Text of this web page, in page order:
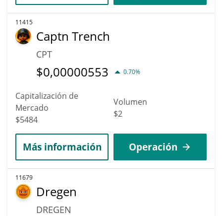
11415
Captn Trench
CPT
$0,00000553 0.70%
Capitalización de
Mercado
$5484
Volumen
$2
Más información Operación
11679
Dregen
DREGEN